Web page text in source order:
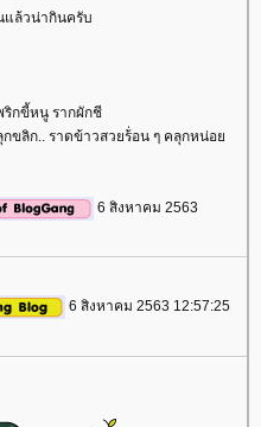
แล้วน่ากินครับ
กขี้หนู รากผักชี
ขลิก.. ราดข้าวสวยร้่อน ๆ คลุกหน่อ
6 สิงหาคม 2563
6 สิงหาคม 2563 12:57:25